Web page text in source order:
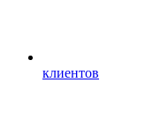
клиентов